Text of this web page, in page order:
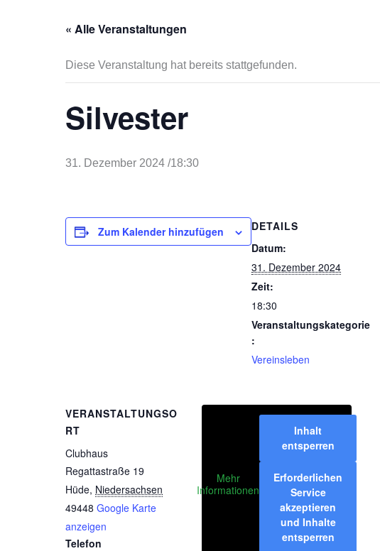
« Alle Veranstaltungen
Diese Veranstaltung hat bereits stattgefunden.
Silvester
31. Dezember 2024 /18:30
Zum Kalender hinzufügen
DETAILS
Datum:
31. Dezember 2024
Zeit:
18:30
Veranstaltungskategorie
:
Vereinsleben
VERANSTALTUNGSO
RT
Clubhaus
Regattastraße 19
Hüde, Niedersachsen
49448 Google Karte
anzeigen
Telefon
Mehr
Informationen
Inhalt
entsperren
Erforderlichen
Service
akzeptieren
und Inhalte
entsperren